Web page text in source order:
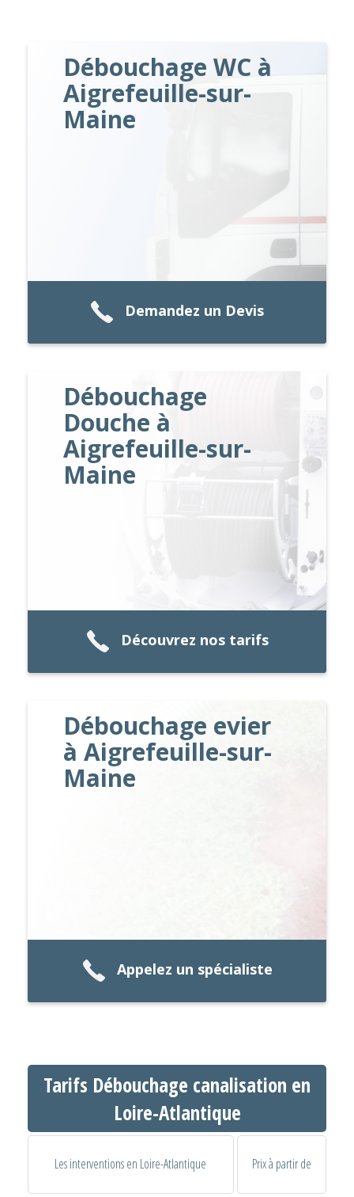
Débouchage WC à
Aigrefeuille-sur-
Maine
Demandez un Devis
Débouchage
Douche à
Aigrefeuille-sur-
Maine
Découvrez nos tarifs
Débouchage evier
à Aigrefeuille-sur-
Maine
Appelez un spécialiste
Tarifs Débouchage canalisation en
Loire-Atlantique
Les interventions en Loire-Atlantique Prix à partir de